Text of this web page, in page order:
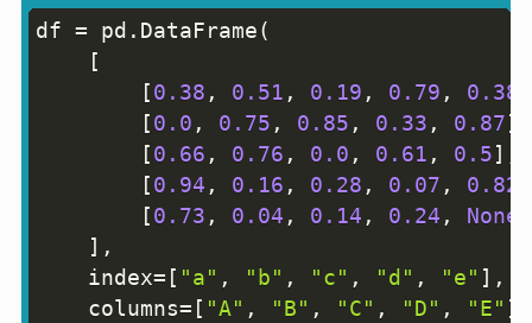
df = pd . DataFrame(
[
[0.38 , 0.51 , 0.19 , 0.79 , 0.38
[0.0 , 0.75 , 0.85 , 0.33 , 0.87]
[0.66 , 0.76 , 0.0 , 0.61 , 0.5]
[0.94 , 0.16 , 0.28 , 0.07 , 0.82
[0.73 , 0.04 , 0.14 , 0.24 , None
] ,
    index
= [ "a" , "b" , "c" , "d" , "e" ] ,
    columns
= [ "A" , "B" , "C" , "D" , "E" ]